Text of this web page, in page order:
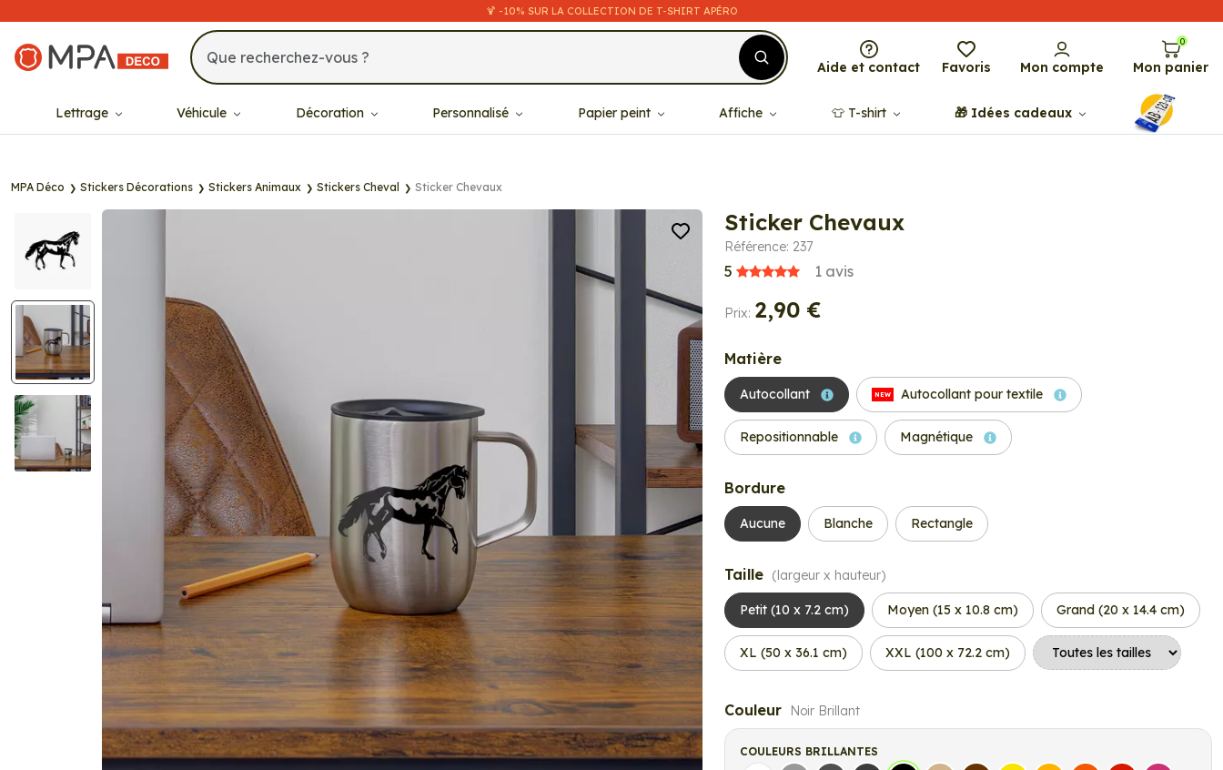
🍹 -10% SUR LA COLLECTION DE T-SHIRT APÉRO
MPA Déco
Aide et contact Favoris Mon compte
0
Mon panier
Lettrage Véhicule Décoration Personnalisé Papier peint Affiche 👕​​ T-shirt 🎁​ Idées cadeaux
MPA Déco Stickers Décorations Stickers Animaux Stickers Cheval Sticker Chevaux
Sticker Chevaux
Référence: 237
5 1 avis
Prix: 2,90 €
Matière
Autocollant NEW Autocollant pour textile
Repositionnable Magnétique
Bordure
Aucune Blanche Rectangle
Taille (largeur x hauteur)
Petit (10 x 7.2 cm) Moyen (15 x 10.8 cm) Grand (20 x 14.4 cm)
XL (50 x 36.1 cm) XXL (100 x 72.2 cm)
Couleur Noir Brillant
COULEURS BRILLANTES